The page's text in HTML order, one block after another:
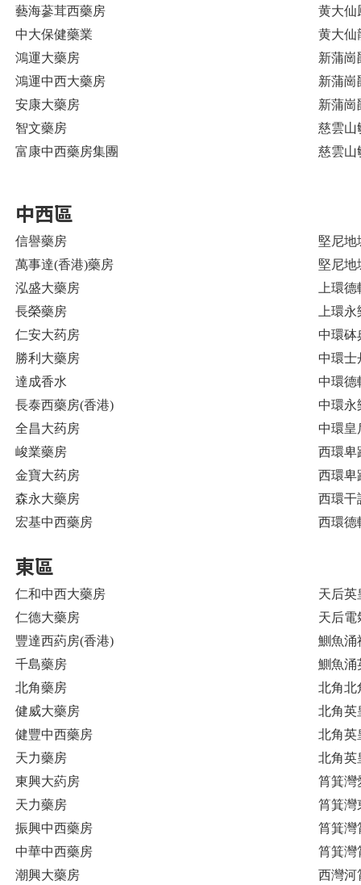
藝海蔘茸西藥房
黄大仙
中大保健藥業
黄大仙
鴻運大藥房
新蒲崗
鴻運中西大藥房
新蒲崗
安康大藥房
新蒲崗
智文藥房
慈雲山
富康中西藥房集團
慈雲山
中西區
信譽藥房
堅尼地
萬事達(香港)藥房
堅尼地
泓盛大藥房
上環
長榮藥房
上環
仁安大药房
中環砵
勝利大藥房
中環士
達成香水
中環德
長泰西藥房(香港)
中環永
全昌大药房
中環皇
峻業藥房
西環卑
金寶大药房
西環卑
森永大藥房
西環干
宏基中西藥房
西環德
東區
仁和中西大藥房
天后英
仁德大藥房
天后電
豐達西葯房(香港)
鰂魚涌
千島藥房
鰂魚涌
北角藥房
北角北
健威大藥房
北角英
健豐中西藥房
北角英
天力藥房
北角英
東興大葯房
筲箕灣
天力藥房
筲箕灣
振興中西藥房
筲箕灣
中華中西藥房
筲箕灣
潮興大藥房
西灣河